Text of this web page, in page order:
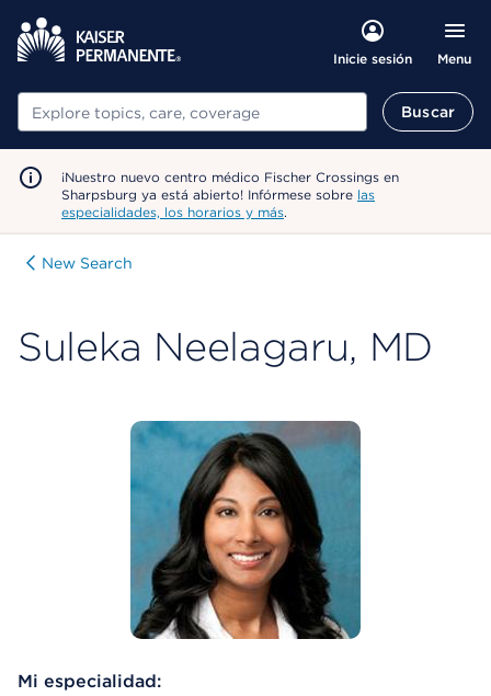
Inicie sesión Menu
Buscar Buscar
¡Nuestro nuevo centro médico Fischer Crossings en
Sharpsburg ya está abierto! Infórmese sobre las
especialidades, los horarios y más.
New Search
Suleka Neelagaru, MD
Mi especialidad: